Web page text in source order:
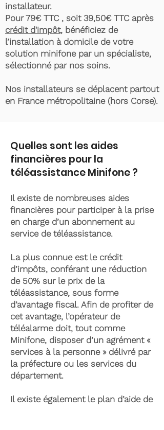
installateur.
Pour 79€ TTC , soit 39,50€ TTC après
crédit d'impôt, bénéficiez de
l’installation à domicile de votre
solution minifone par un spécialiste,
sélectionné par nos soins.
Nos installateurs se déplacent partout
en France métropolitaine (hors Corse).
Quelles sont les aides
financières pour la
téléassistance Minifone ?
Il existe de nombreuses aides
financières pour participer à la prise
en charge d’un abonnement au
service de téléassistance.
La plus connue est le crédit
d’impôts, conférant une réduction
de 50% sur le prix de la
téléassistance, sous forme
d’avantage fiscal. Afin de profiter de
cet avantage, l’opérateur de
téléalarme doit, tout comme
Minifone, disposer d’un agrément «
services à la personne » délivré par
la préfecture ou les services du
département.
Il existe également le plan d’aide de